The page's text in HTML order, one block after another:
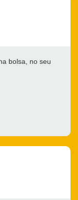
bolsa, no seu